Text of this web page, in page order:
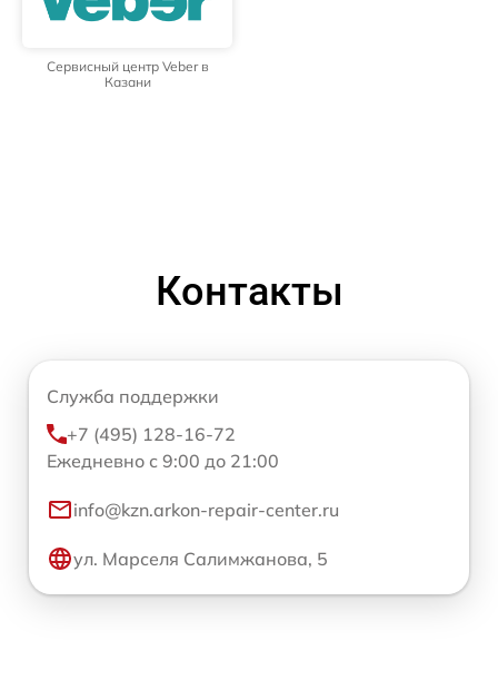
Сервисный центр Veber в
Казани
Контакты
Служба поддержки
+7 (495) 128-16-72
Ежедневно с 9:00 до 21:00
info@kzn.arkon-repair-center.ru
ул. Марселя Салимжанова, 5